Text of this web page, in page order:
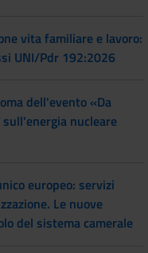
vita familiare e lavoro:
UNI/Pdr 192:2026
dell'evento «Da
nucleare
europeo: servizi
Le nuove
del sistema camerale